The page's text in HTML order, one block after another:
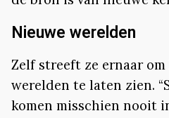
Nieuwe werelden
Zelf streeft ze ernaar
werelden te laten zien.
komen misschien nooit